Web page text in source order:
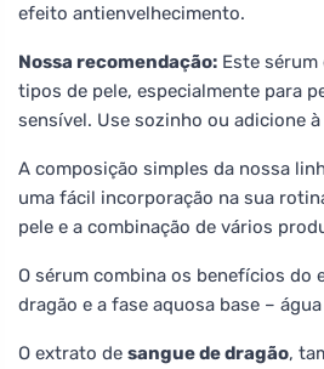
efeito antienvelhecimento.
Nossa recomendação: Este
tipos de pele, especialmente para
sensível. Use sozinho ou adicione
A composição simples da nossa
uma fácil incorporação na sua
pele e a combinação de vários
O sérum combina os benefícios do
dragão e a fase aquosa base –
O extrato de sangue de dragão,